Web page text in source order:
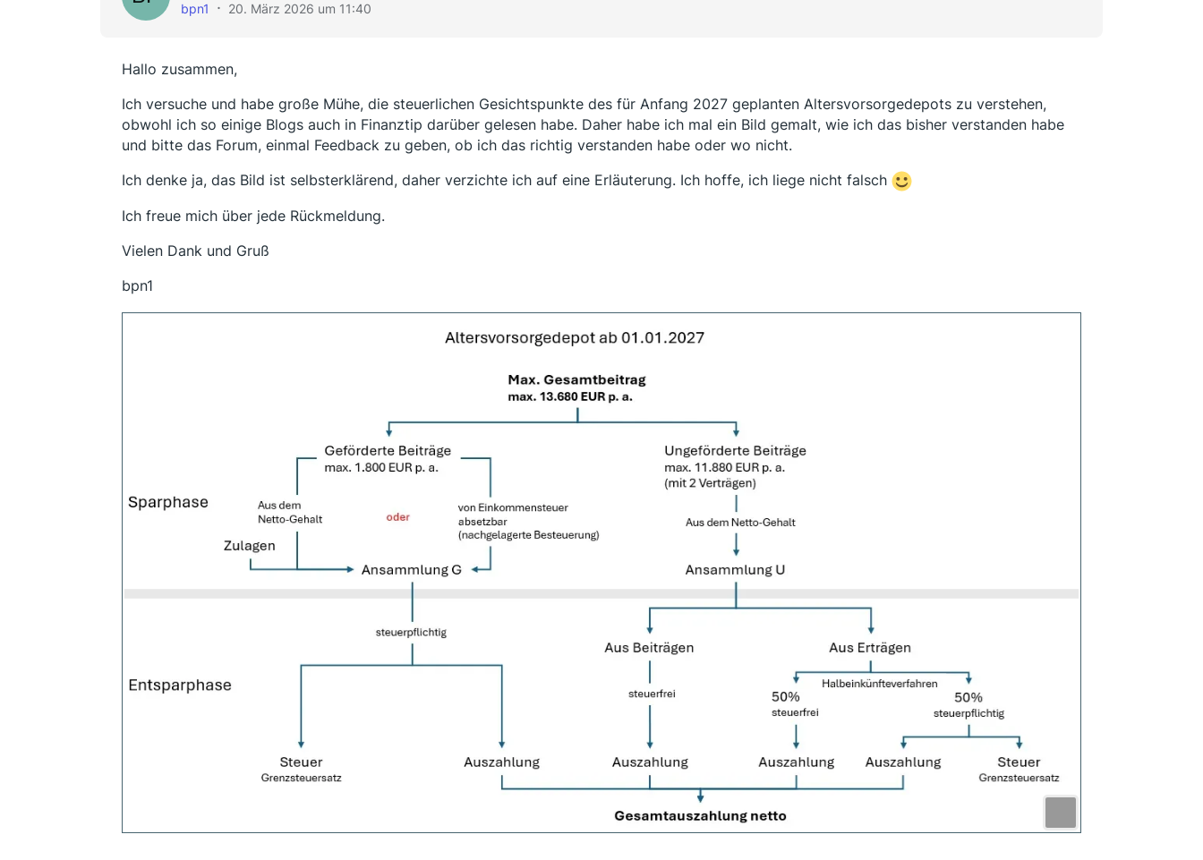
bpn1 20. März 2026 um 11:40
Hallo zusammen,
Ich versuche und habe große Mühe, die steuerlichen Gesichtspunkte des für Anfang 2027 geplanten Altersvorsorgedepots zu verstehen,
obwohl ich so einige Blogs auch in Finanztip darüber gelesen habe. Daher habe ich mal ein Bild gemalt, wie ich das bisher verstanden habe
und bitte das Forum, einmal Feedback zu geben, ob ich das richtig verstanden habe oder wo nicht.
Ich denke ja, das Bild ist selbsterklärend, daher verzichte ich auf eine Erläuterung. Ich hoffe, ich liege nicht falsch
Ich freue mich über jede Rückmeldung.
Vielen Dank und Gruß
bpn1